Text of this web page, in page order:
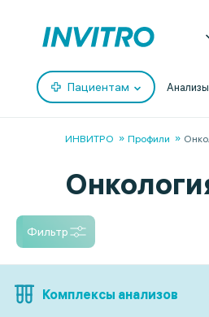
Пациентам Анализы
ИНВИТРО Профили
Фильтр
Комплексы анализов